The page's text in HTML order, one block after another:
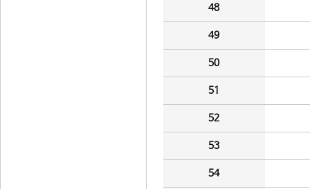
48
49
50
51
52
53
54